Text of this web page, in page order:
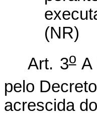
(NR)
Art. 3oA
pelo
acrescida